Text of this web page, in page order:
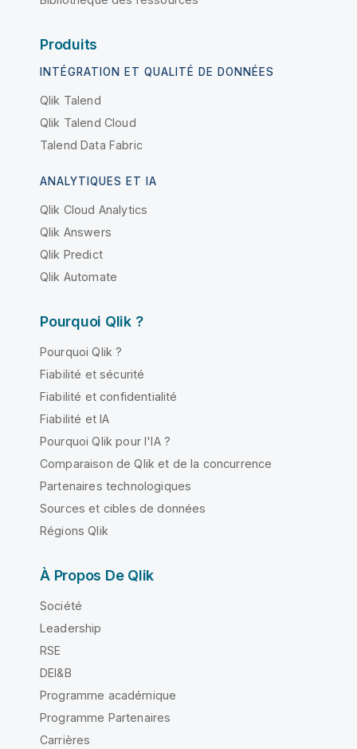
Produits
INTÉGRATION ET QUALITÉ DE DONNÉES
Qlik Talend
Qlik Talend Cloud
Talend Data Fabric
ANALYTIQUES ET IA
Qlik Cloud Analytics
Qlik Answers
Qlik Predict
Qlik Automate
Pourquoi Qlik ?
Pourquoi Qlik ?
Fiabilité et sécurité
Fiabilité et confidentialité
Fiabilité et IA
Pourquoi Qlik pour l'IA ?
Comparaison de Qlik et de la concurrence
Partenaires technologiques
Sources et cibles de données
Régions Qlik
À Propos De Qlik
Société
Leadership
RSE
DEI&B
Programme académique
Programme Partenaires
Carrières